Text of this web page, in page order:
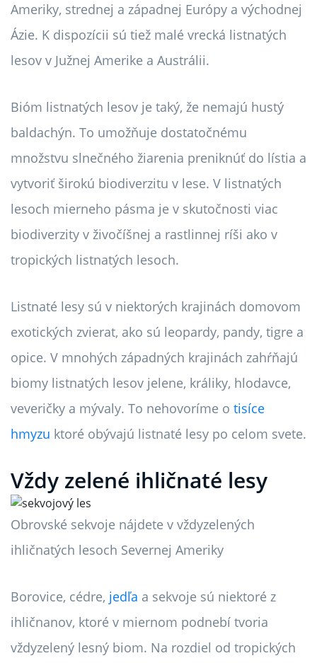
Ameriky, strednej a západnej Európy a východnej
Ázie. K dispozícii sú tiež malé vrecká listnatých
lesov v Južnej Amerike a Austrálii.
Bióm listnatých lesov je taký, že nemajú hustý
baldachýn. To umožňuje dostatočnému
množstvu slnečného žiarenia preniknúť do lístia a
vytvoriť širokú biodiverzitu v lese. V listnatých
lesoch mierneho pásma je v skutočnosti viac
biodiverzity v živočíšnej a rastlinnej ríši ako v
tropických listnatých lesoch.
Listnaté lesy sú v niektorých krajinách domovom
exotických zvierat, ako sú leopardy, pandy, tigre a
opice. V mnohých západných krajinách zahŕňajú
biomy listnatých lesov jelene, králiky, hlodavce,
veveričky a mývaly. To nehovoríme o tisíce
hmyzu ktoré obývajú listnaté lesy po celom svete.
Vždy zelené ihličnaté lesy
Obrovské sekvoje nájdete v vždyzelených
ihličnatých lesoch Severnej Ameriky
Borovice, cédre, jedľa a sekvoje sú niektoré z
ihličnanov, ktoré v miernom podnebí tvoria
vždyzelený lesný biom. Na rozdiel od tropických